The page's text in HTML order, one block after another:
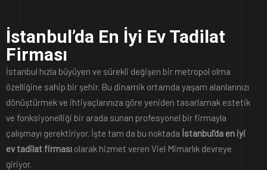
İstanbul’da En İyi Ev Tadilat
Firması
İstanbul hızla büyüyen ve sürekli değişen bir metropol olma
özelliğine sahip bir şehir. Bu dinamik ortamda yaşam alanlarınızı
dönüştürmek ve ihtiyaçlarınıza göre yeniden tasarlamak estetik
ve fonksiyonelliği bir arada sunan profesyonel bir firmayla
çalışmayı gerektiriyor. İşte tam da bu noktada İstanbul’da en iyi
ev tadilat firması olarak hizmet veren Viel Mimarlık devreye
giriyor.